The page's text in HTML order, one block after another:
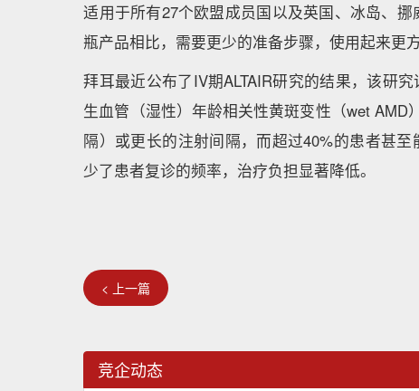
适用于所有27个欧盟成员国以及英国、冰岛、
瓶产品相比，需要更少的准备步骤，使用起来更
拜耳最近公布了IV期ALTAIR研究的结果，该研
生血管（湿性）年龄相关性黄斑变性（wet
隔）或更长的注射间隔，而超过40%的患者甚
少了患者复诊的频率，治疗负担显著降低。
< 上一篇
竞企动态